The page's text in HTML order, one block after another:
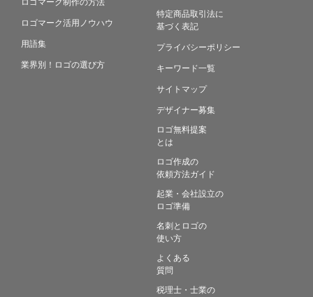
ロゴマーク活用ノウハウ
用語集
業界別！ロゴの選び方
特定商品取引法に
基づく表記
プライバシーポリシー
キーワード一覧
サイトマップ
デザイナー募集
ロゴ無料提案
とは
ロゴ作成の
依頼方法ガイド
起業・会社設立の
ロゴ準備
名刺とロゴの
使い方
よくある
質問
税理士・士業の